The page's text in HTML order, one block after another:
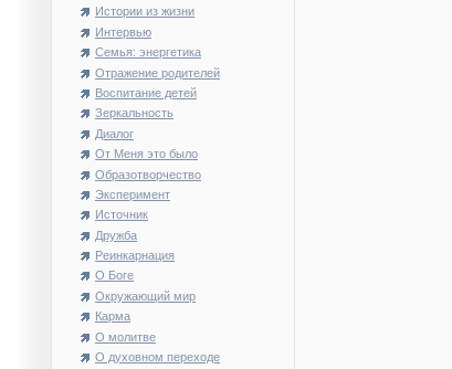
Истории из жизни
Интервью
Семья: энергетика
Отражение родителей
Воспитание детей
Зеркальность
Диалог
От Меня это было
Образотворчество
Эксперимент
Источник
Дружба
Реинкарнация
О Боге
Окружающий мир
Карма
О молитве
О духовном переходе